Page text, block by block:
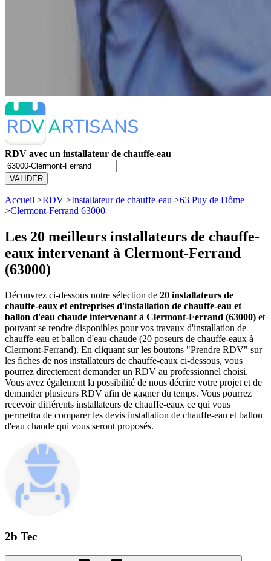
RDV avec un installateur de chauffe-eau
VALIDER
Accueil >RDV >Installateur de chauffe-eau >63 Puy de Dôme
>Clermont-Ferrand 63000
Les 20 meilleurs installateurs de chauffe-
eaux intervenant à Clermont-Ferrand
(63000)
Découvrez ci-dessous notre sélection de 20 installateurs de
chauffe-eaux et entreprises d'installation de chauffe-eau et
ballon d'eau chaude intervenant à Clermont-Ferrand (63000) et
pouvant se rendre disponibles pour vos travaux d'installation de
chauffe-eau et ballon d'eau chaude (20 poseurs de chauffe-eaux à
Clermont-Ferrand). En cliquant sur les boutons "Prendre RDV" sur
les fiches de nos installateurs de chauffe-eaux ci-dessous, vous
pourrez directement demander un RDV au professionnel choisi.
Vous avez également la possibilité de nous décrire votre projet et de
demander plusieurs RDV afin de gagner du temps. Vous pourrez
recevoir différents installateurs de chauffe-eaux ce qui vous
permettra de comparer les devis installation de chauffe-eau et ballon
d'eau chaude qui vous seront proposés.
2b Tec